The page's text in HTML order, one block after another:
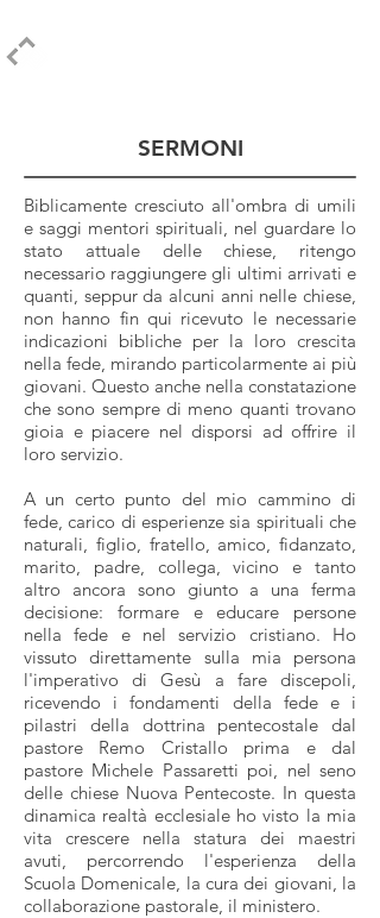
SERMONI
Biblicamente cresciuto all'ombra di umili
e saggi mentori spirituali, nel guardare lo
stato attuale delle chiese, ritengo
necessario raggiungere gli ultimi arrivati e
quanti, seppur da alcuni anni nelle chiese,
non hanno fin qui ricevuto le necessarie
indicazioni bibliche per la loro crescita
nella fede, mirando particolarmente ai più
giovani. Questo anche nella constatazione
che sono sempre di meno quanti trovano
gioia e piacere nel disporsi ad offrire il
loro servizio.
A un certo punto del mio cammino di
fede, carico di esperienze sia spirituali che
naturali, figlio, fratello, amico, fidanzato,
marito, padre, collega, vicino e tanto
altro ancora sono giunto a una ferma
decisione: formare e educare persone
nella fede e nel servizio cristiano. Ho
vissuto direttamente sulla mia persona
l'imperativo di Gesù a fare discepoli,
ricevendo i fondamenti della fede e i
pilastri della dottrina pentecostale dal
pastore Remo Cristallo prima e dal
pastore Michele Passaretti poi, nel seno
delle chiese Nuova Pentecoste. In questa
dinamica realtà ecclesiale ho visto la mia
vita crescere nella statura dei maestri
avuti, percorrendo l'esperienza della
Scuola Domenicale, la cura dei giovani, la
collaborazione pastorale, il ministero.